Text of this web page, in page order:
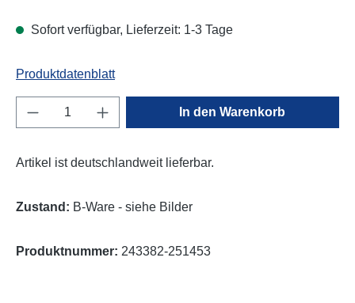
Sofort verfügbar, Lieferzeit: 1-3 Tage
Produktdatenblatt
Produkt Anzahl: Gib den gewünschten
In den Warenkorb
Artikel ist deutschlandweit lieferbar.
Zustand: B-Ware - siehe Bilder
Produktnummer: 243382-251453